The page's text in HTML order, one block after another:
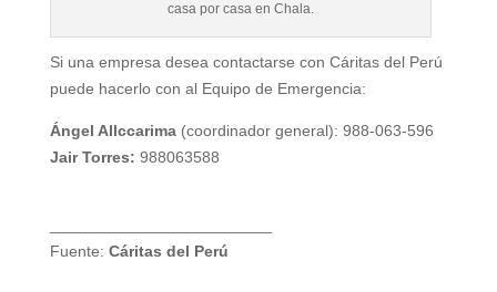
casa por casa en Chala.
Si una empresa desea contactarse con Cáritas del Perú
puede hacerlo con al Equipo de Emergencia:
Ángel Allccarima (coordinador general): 988-063-596
Jair Torres: 988063588
Fuente: Cáritas del Perú